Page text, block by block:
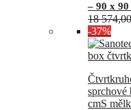
– 90 x
18
-37%
sprchové
cmS